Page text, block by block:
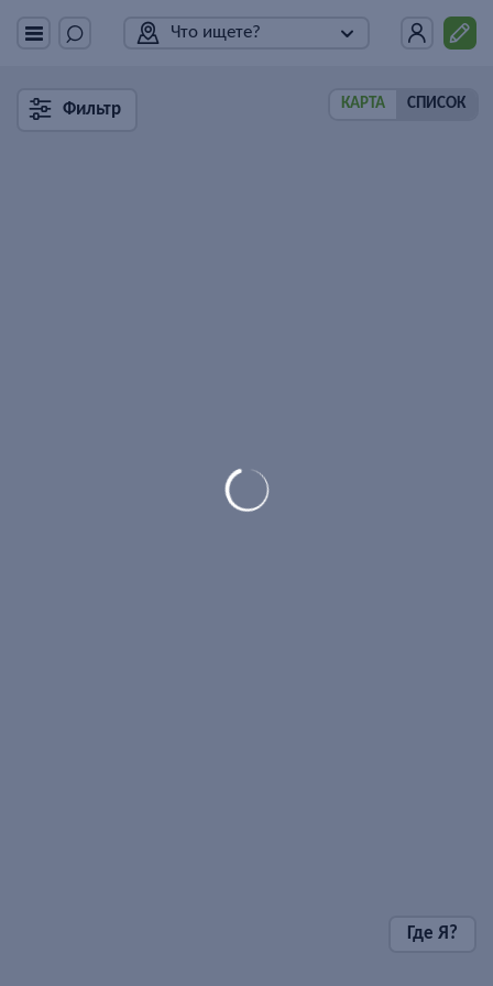
Что ищете?
Где Я?
Фильтр КАРТА СПИСОК